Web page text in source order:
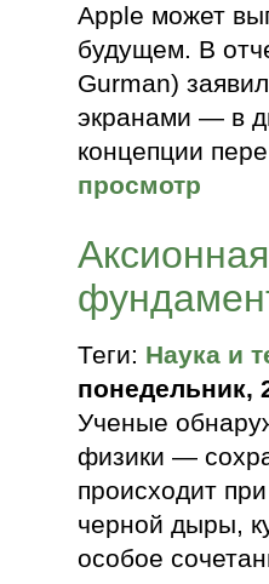
Apple может
будущем. В
Gurman)
экранами — в
концепции
просмотр
Теги: Наука и
понедельник,
Ученые
физики —
происходит
черной дыры,
особое